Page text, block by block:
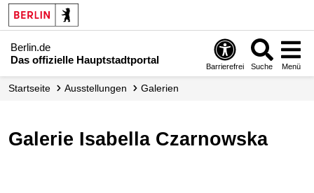
Berlin.de
Das offizielle Hauptstadtportal
Barrierefrei Suche Menü
Startseite Ausstellungen Galerien
Galerie Isabella Czarnowska